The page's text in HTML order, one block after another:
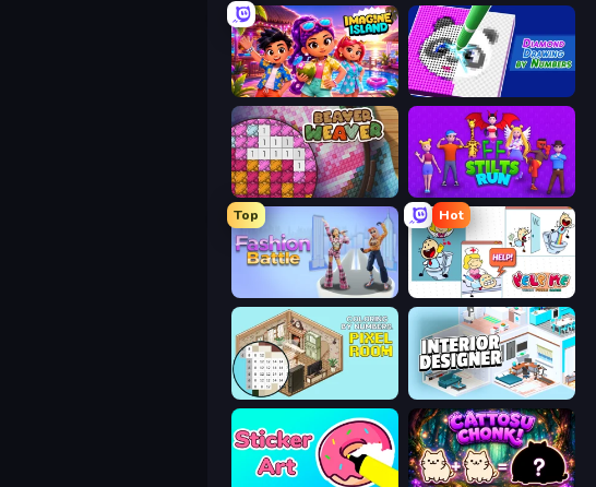
Imagine Island
Beaver Weaver Stilts Run
Top
Fashion Battle
Hot
Help Me: Tricky Puzzle Games
Interior Designer: Unpacking House